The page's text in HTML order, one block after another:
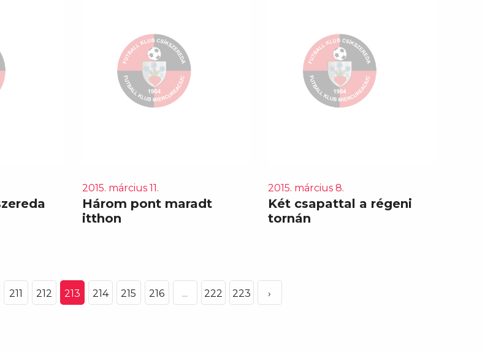
2015. március 11.
Három pont maradt
itthon
2015. március 8.
Két csapattal a régeni
tornán
211 212 213 214 215 216 ... 222 223 ›